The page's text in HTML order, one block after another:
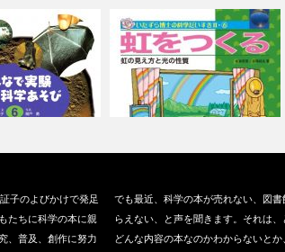
2014）
子のよびかけで発足
たちに科学の本に親
、普及、創作に努力
でも最近、科学の本が売れない、図
らえない、と声を聞きます。それは、
どんな内容の本なのかわからないと